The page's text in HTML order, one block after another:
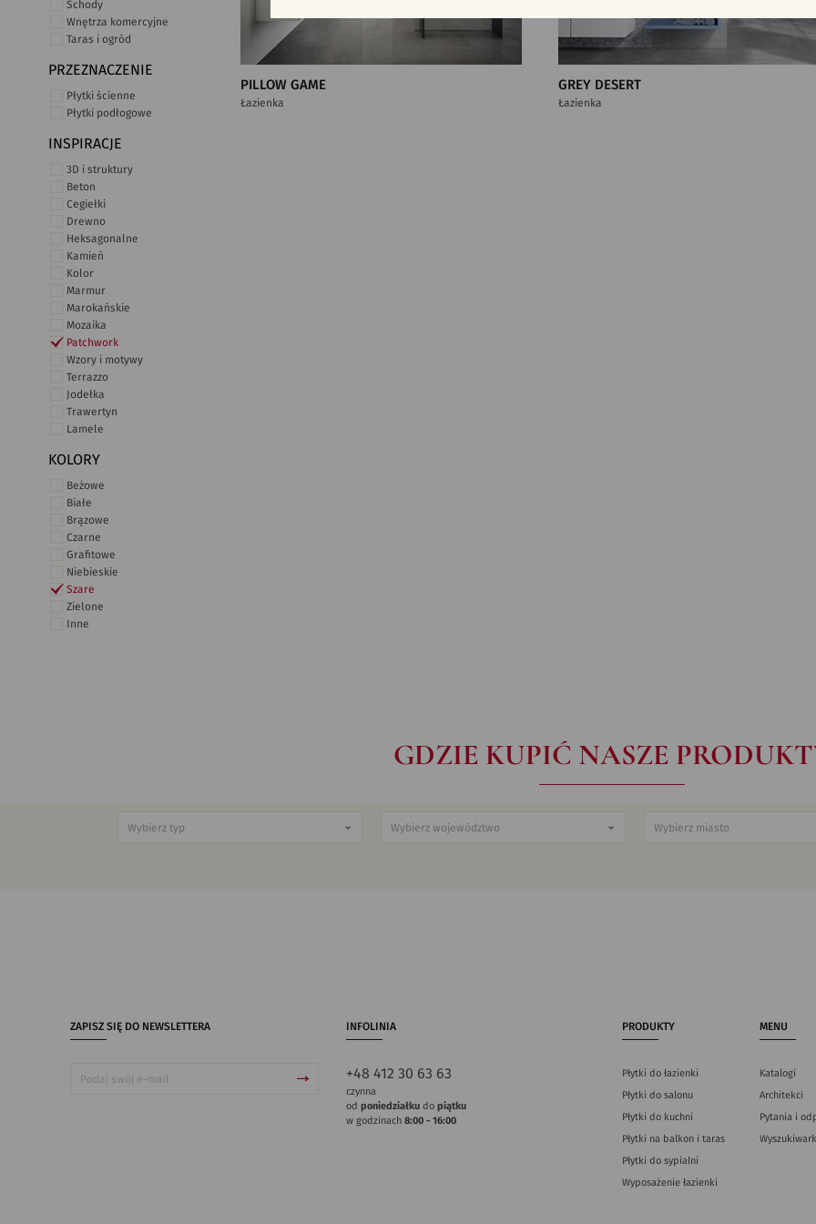
Schody
Wnętrza komercyjne
Taras i ogród
PRZEZNACZENIE
Płytki ścienne
Płytki podłogowe
INSPIRACJE
3D i struktury
Beton
Cegiełki
Drewno
Heksagonalne
Kamień
Kolor
Marmur
Marokańskie
Mozaika
Patchwork
Wzory i motywy
Terrazzo
Jodełka
Trawertyn
Lamele
KOLORY
Beżowe
Białe
Brązowe
Czarne
Grafitowe
Niebieskie
Szare
Zielone
Inne
PILLOW GAME
Łazienka
GREY DESERT
Łazienka
GDZIE KUPIĆ NASZE
ZAPISZ SIĘ DO NEWSLETTERA INFOLINIA
+48 412 30 63 63
czynna
od poniedziałkudo piątku
w godzinach 8:00 - 16:00
PRODUKTY
Płytki do łazienki
Płytki do salonu
Płytki do kuchni
Płytki na balkon i taras
Płytki do sypialni
Wyposażenie łazienki
MENU
Katalogi
Architekci
Pytania i